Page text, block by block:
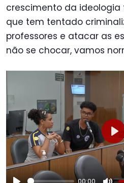
crescimento da ideologia
que tem tentado
professores e atacar as
não se chocar, vamos
00:00